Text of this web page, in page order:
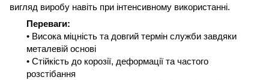
вигляд виробу навіть при інтенсивному використанні.
Переваги:
• Висока міцність та довгий термін служби завдяки
металевій основі
• Стійкість до корозії, деформації та частого
розстібання